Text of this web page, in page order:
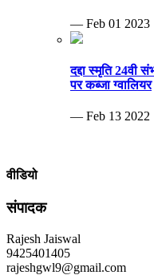
— Feb 01 2023
दद्दा स्मृति 24वी
पर कब्जा ग्वालियर
— Feb 13 2022
वीडियो
संपादक
Rajesh Jaiswal
9425401405
rajeshgwl9@gmail.com